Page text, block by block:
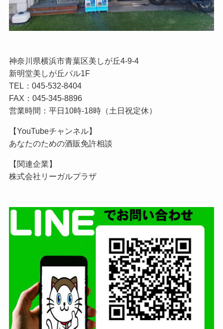
神奈川県横浜市青葉区美しが丘4-9-4
新明堂美しが丘パル1F
TEL：045-532-8404
FAX：045-345-8896
営業時間：平日10時-18時（土日祝定休）
【YouTubeチャンネル】
あなたのための酒販免許相談
【関連企業】
株式会社リーガルプラザ